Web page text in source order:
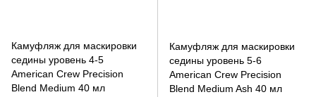
Камуфляж для маскировки
седины уровень 4-5
American Crew Precision
Blend Medium 40 мл
Камуфляж для маскировки
седины уровень 5-6
American Crew Precision
Blend Medium Ash 40 мл